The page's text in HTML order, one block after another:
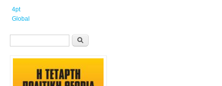
4pt
Global
Φόρμα αναζήτησης